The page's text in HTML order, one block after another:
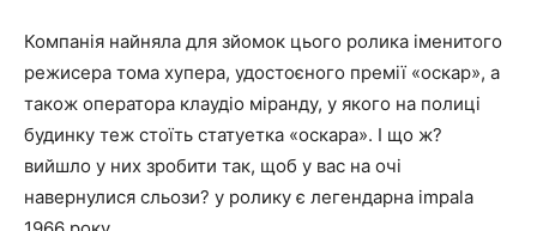
Компанія найняла для зйомок цього ролика іменитого
режисера тома хупера, удостоєного премії «оскар», а
також оператора клаудіо міранду, у якого на полиці
будинку теж стоїть статуетка «оскара». І що ж?
вийшло у них зробити так, щоб у вас на очі
навернулися сльози? у ролику є легендарна impala